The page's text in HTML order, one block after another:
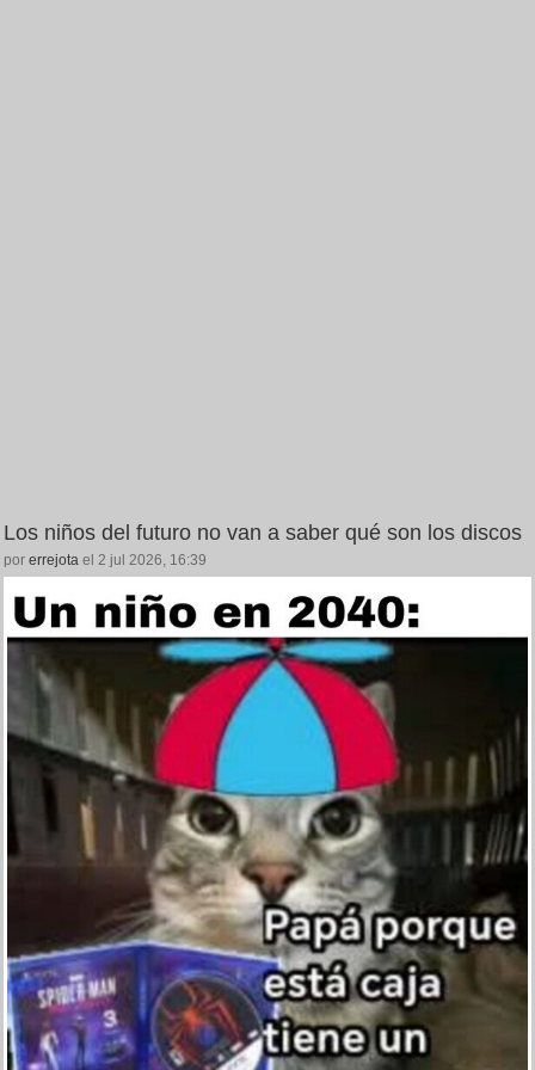
Los niños del futuro no van a saber qué son los discos
por errejota el 2 jul 2026, 16:39